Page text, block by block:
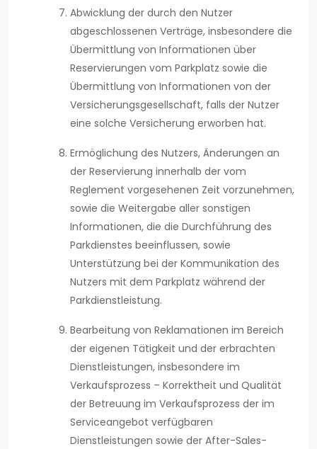
Abwicklung der durch den Nutzer
abgeschlossenen Verträge, insbesondere die
Übermittlung von Informationen über
Reservierungen vom Parkplatz sowie die
Übermittlung von Informationen von der
Versicherungsgesellschaft, falls der Nutzer
eine solche Versicherung erworben hat.
Ermöglichung des Nutzers, Änderungen an
der Reservierung innerhalb der vom
Reglement vorgesehenen Zeit vorzunehmen,
sowie die Weitergabe aller sonstigen
Informationen, die die Durchführung des
Parkdienstes beeinflussen, sowie
Unterstützung bei der Kommunikation des
Nutzers mit dem Parkplatz während der
Parkdienstleistung.
Bearbeitung von Reklamationen im Bereich
der eigenen Tätigkeit und der erbrachten
Dienstleistungen, insbesondere im
Verkaufsprozess – Korrektheit und Qualität
der Betreuung im Verkaufsprozess der im
Serviceangebot verfügbaren
Dienstleistungen sowie der After-Sales-